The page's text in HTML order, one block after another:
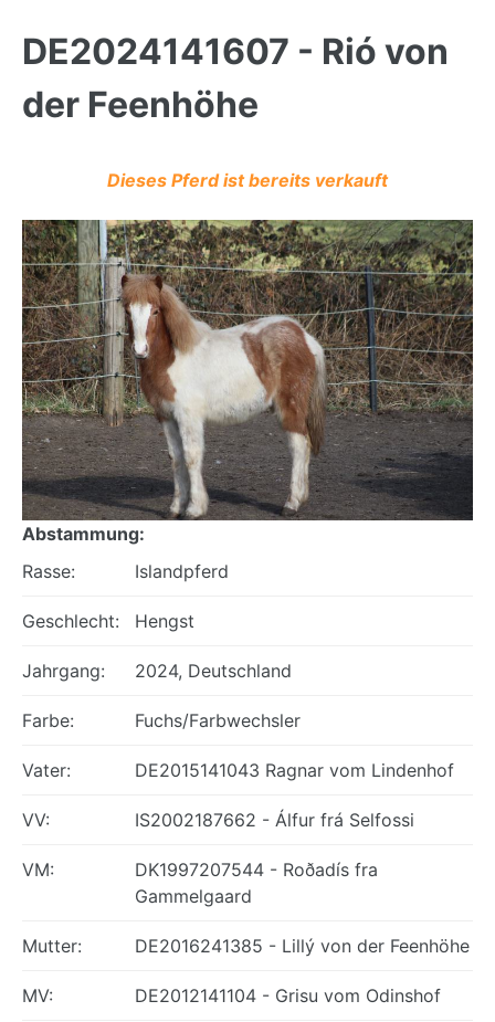
to
top
DE2024141607 - Rió von
der Feenhöhe
Dieses Pferd ist bereits verkauft
Abstammung:
Rasse:
Islandpferd
Geschlecht: Hengst
Jahrgang: 2024, Deutschland
Farbe: Fuchs/Farbwechsler
Vater: DE2015141043 Ragnar vom Lindenhof
VV: IS2002187662 - Álfur frá Selfossi
VM:
DK1997207544 - Roðadís fra
Gammelgaard
Mutter: DE2016241385 - Lillý von der Feenhöhe
MV: DE2012141104 - Grisu vom Odinshof